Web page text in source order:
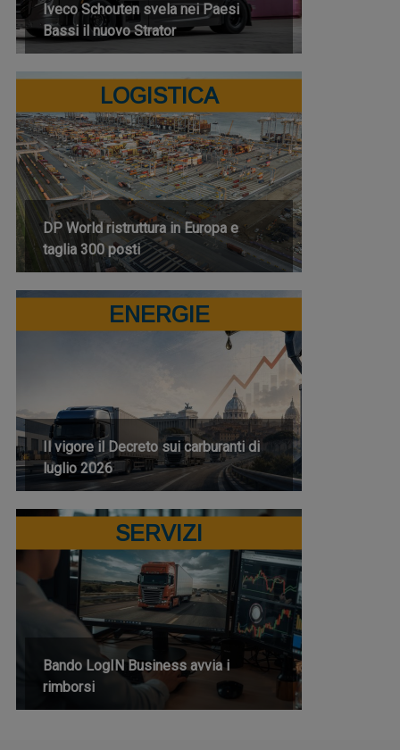
Iveco Schouten svela nei Paesi
Bassi il nuovo Strator
LOGISTICA
DP World ristruttura in Europa e
taglia 300 posti
ENERGIE
Il vigore il Decreto sui carburanti di
luglio 2026
SERVIZI
Bando LogIN Business avvia i
rimborsi